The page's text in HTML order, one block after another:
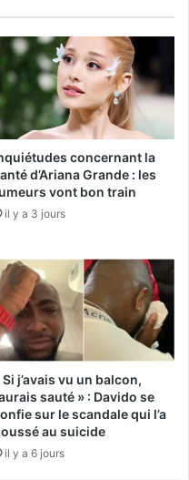
concernant la
d’Ariana Grande : les
vont bon train
il y a 3 jours
Si j’avais vu un balcon,
sauté » : Davido se
sur le scandale qui l’a
au suicide
il y a 6 jours